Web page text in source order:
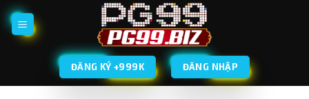
Bỏ
qua
ĐĂNG KÝ +999K ĐĂNG NHẬP